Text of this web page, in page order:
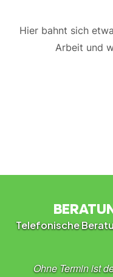
Hier bahnt sich
Arbeit und
Telefonische
Ohne Termin ist